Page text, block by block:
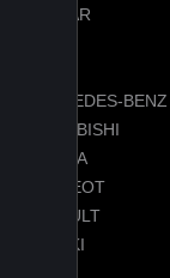
JAGUAR
MERCEDES-BENZ
MITSUBISHI
OMODA
PEUGEOT
RENAULT
SUZUKI